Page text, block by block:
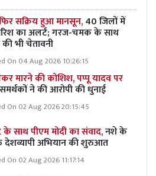
सक्रिय हुआ मानसून,40 जिलों में
का अलर्ट; गरज-चमक के साथ
की भी चेतावनी
On 04 Aug 2026 10:26:15
मारने की कोशिश, पप्पू यादव पर
समर्थकों ने की आरोपी की धुनाई
On 02 Aug 2026 20:15:45
साथ पीएम मोदी का संवाद,नशे के
देशव्यापी अभियान की शुरुआत
On 02 Aug 2026 11:17:14